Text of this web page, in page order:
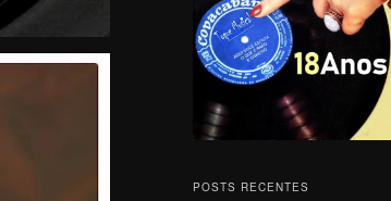
POSTS RECENTES